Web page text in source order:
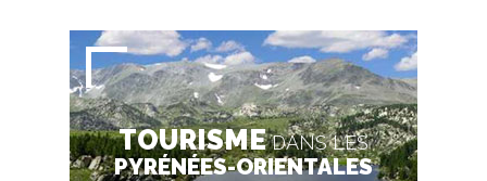
TOURISMEDANS LES
PYRÉNÉES-ORIENTALES